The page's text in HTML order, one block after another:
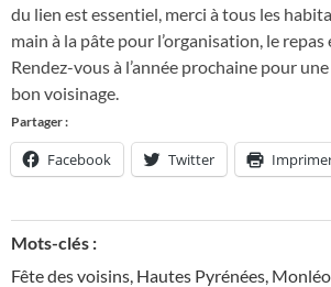
du lien est essentiel, merci à tous les
main à la pâte pour l’organisation, le repas
Rendez-vous à l’année prochaine pour
bon voisinage.
Partager :
Facebook Twitter
Mots-clés :
Fête des voisins, Hautes Pyrénées,